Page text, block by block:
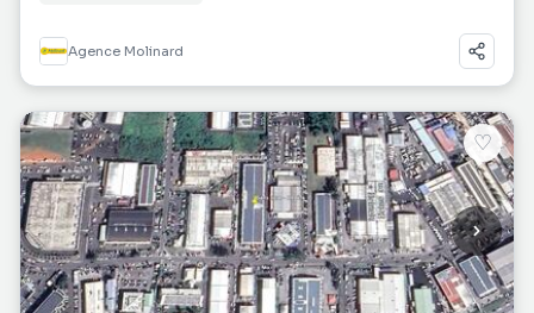
Agence Molinard
♡